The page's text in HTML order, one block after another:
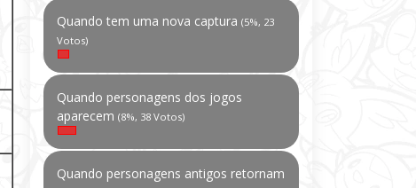
Quando tem uma nova captura (5%, 23
Votos)
Quando personagens dos jogos
aparecem (8%, 38 Votos)
Quando personagens antigos retornam